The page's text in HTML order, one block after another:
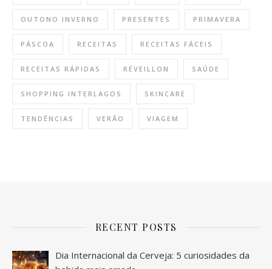
OUTONO INVERNO PRESENTES PRIMAVERA
PÁSCOA RECEITAS RECEITAS FÁCEIS
RECEITAS RÁPIDAS RÉVEILLON SAÚDE
SHOPPING INTERLAGOS SKINCARE
TENDÊNCIAS VERÃO VIAGEM
RECENT POSTS
Dia Internacional da Cerveja: 5 curiosidades da